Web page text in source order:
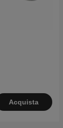
Acquista